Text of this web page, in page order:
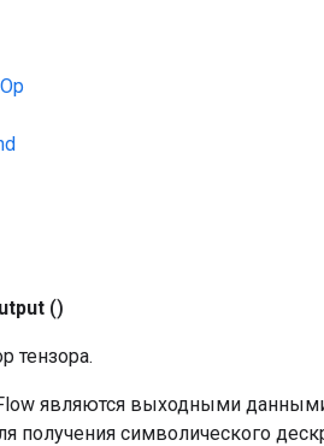
()
тензора.
являются выходными
получения символического